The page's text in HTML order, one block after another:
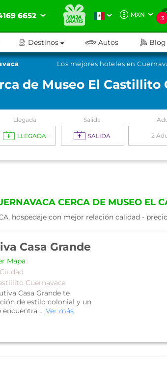
6652 MXN 3
Destinos Autos Blog
Los mejores hoteles en
de Museo El Castillito
Llegada
LLEGADA
Salida
SALIDA 2
CERCA DE MUSEO EL
hospedaje con mejor relación calidad -
Casa Grande
Mapa
Cuernavaca
Casa Grande te
de estilo colonial y un
... Ver más